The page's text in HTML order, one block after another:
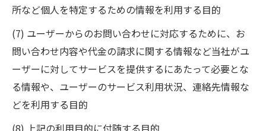
所など個人を特定するための情報を利用する目的
(7) ユーザーからのお問い合わせに対応するために、お
問い合わせ内容や代金の請求に関する情報など当社がユ
ーザーに対してサービスを提供するにあたって必要とな
る情報や、ユーザーのサービス利用状況、連絡先情報な
どを利用する目的
(8) 上記の利用目的に付随する目的